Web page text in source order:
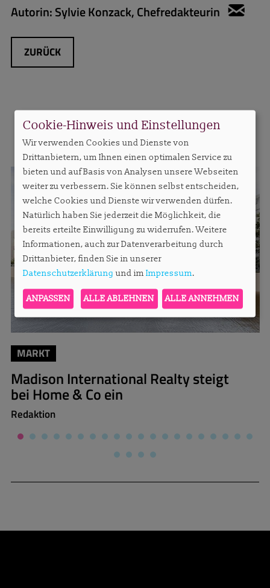
Autorin:Sylvie Konzack, Chefredakteurin
ZURÜCK
MEHR AUS DIESER RUBRIK
MARKT
Madison International Realty steigt
bei Home & Co ein
Redaktion
Cookie-Hinweis und Einstellungen
Wir verwenden Cookies und Dienste von
Drittanbietern, um Ihnen einen optimalen Service zu
bieten und auf Basis von Analysen unsere Webseiten
weiter zu verbessern. Sie können selbst entscheiden,
welche Cookies und Dienste wir verwenden dürfen.
Natürlich haben Sie jederzeit die Möglichkeit, die
bereits erteilte Einwilligung zu widerrufen. Weitere
Informationen, auch zur Datenverarbeitung durch
Drittanbieter, finden Sie in unserer
Datenschutzerklärung und im Impressum.
ANPASSEN ALLE ABLEHNEN ALLE ANNEHMEN